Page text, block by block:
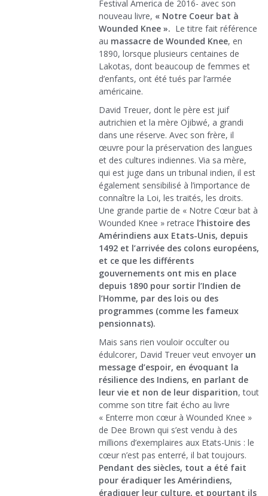
Festival America de 2016- avec son
nouveau livre, « Notre Coeur bat à
Wounded Knee ». Le titre fait référence
au massacre de Wounded Knee, en
1890, lorsque plusieurs centaines de
Lakotas, dont beaucoup de femmes et
d’enfants, ont été tués par l’armée
américaine.
David Treuer, dont le père est juif
autrichien et la mère Ojibwé, a grandi
dans une réserve. Avec son frère, il
œuvre pour la préservation des langues
et des cultures indiennes. Via sa mère,
qui est juge dans un tribunal indien, il est
également sensibilisé à l’importance de
connaître la Loi, les traités, les droits.
Une grande partie de « Notre Cœur bat à
Wounded Knee » retrace l’histoire des
Amérindiens aux Etats-Unis, depuis
1492 et l’arrivée des colons européens,
et ce que les différents
gouvernements ont mis en place
depuis 1890 pour sortir l’Indien de
l’Homme, par des lois ou des
programmes (comme les fameux
pensionnats).
Mais sans rien vouloir occulter ou
édulcorer, David Treuer veut envoyer un
message d’espoir, en évoquant la
résilience des Indiens, en parlant de
leur vie et non de leur disparition, tout
comme son titre fait écho au livre
« Enterre mon cœur à Wounded Knee »
de Dee Brown qui s’est vendu à des
millions d’exemplaires aux Etats-Unis : le
cœur n’est pas enterré, il bat toujours.
Pendant des siècles, tout a été fait
pour éradiquer les Amérindiens,
éradiquer leur culture, et pourtant ils